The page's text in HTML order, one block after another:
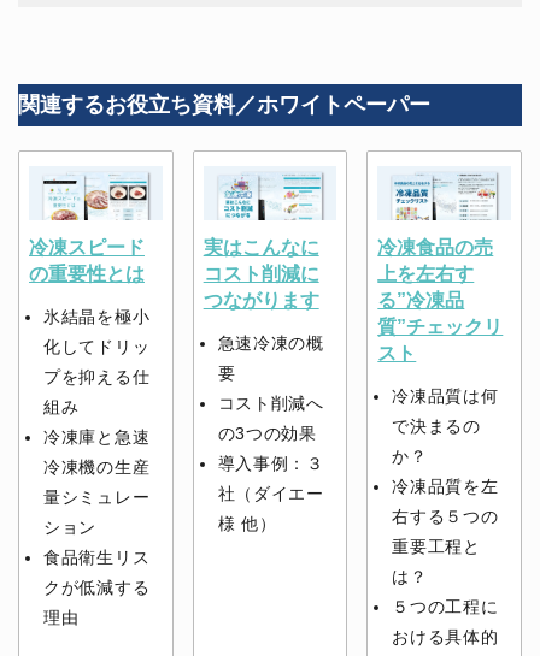
関連するお役立ち資料／ホワイトペーパー
冷凍スピード
の重要性とは
氷結晶を極小
化してドリッ
プを抑える仕
組み
冷凍庫と急速
冷凍機の生産
量シミュレー
ション
食品衛生リス
クが低減する
理由
実はこんなに
コスト削減に
つながります
急速冷凍の概
要
コスト削減へ
の3つの効果
導入事例：３
社（ダイエー
様 他）
冷凍食品の売
上を左右す
る”冷凍品
質”チェックリ
スト
冷凍品質は何
で決まるの
か？
冷凍品質を左
右する５つの
重要工程と
は？
５つの工程に
おける具体的